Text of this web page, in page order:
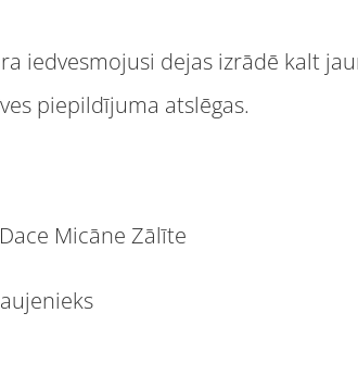
iedvesmojusi dejas izrādē kalt
piepildījuma atslēgas.
Micāne Zālīte